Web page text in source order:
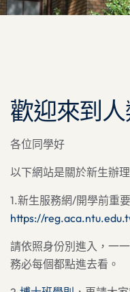
歡迎來到
各位同學好
以下網站是關於新生辦
1.新生服務網/開學前重
https://
請依照身份別進入，一
務必每個都點進去看。